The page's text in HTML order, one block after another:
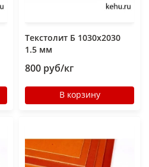
Текстолит Б 1030х2030
1.5 мм
800 руб/кг
В корзину